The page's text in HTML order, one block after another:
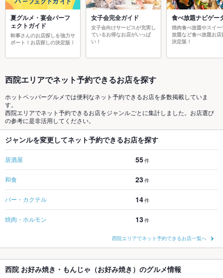
夏グルメ・宴会パーフ
ェクトガイド
幹事さんのお店探しを強力サ
ポート！お店探しの決定版！
女子会完全ガイド
女子会向けサービスが充実し
ているお得なお店がいっぱ
い！
食べ放題ナビゲー
焼肉食べ放題やスイー
放題など食べ放題お店
決定版！
西院エリアでネット予約できるお店を探す
ホットペッパーグルメでは便利なネット予約できるお店を多数掲載していま
す。
西院エリアでネット予約できるお店をジャンルごとに集計しました。お店選び
の参考に是非活用してください。
ジャンルを変更してネット予約できるお店を探す
居酒屋 55件
和食 23件
バー・カクテル 14件
焼肉・ホルモン 13件
西院エリアでネット予約できるお店一覧へ
西院 お好み焼き・もんじゃ（お好み焼き）のグルメ情報